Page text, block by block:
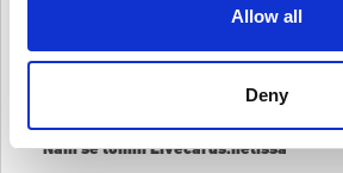
Allow all
Deny
vapaudesta ostaa pelejä, tilauksia ja
digitaalinen avain nyt Livecards.netistä ja
Näin se toimii Livecards.netissä